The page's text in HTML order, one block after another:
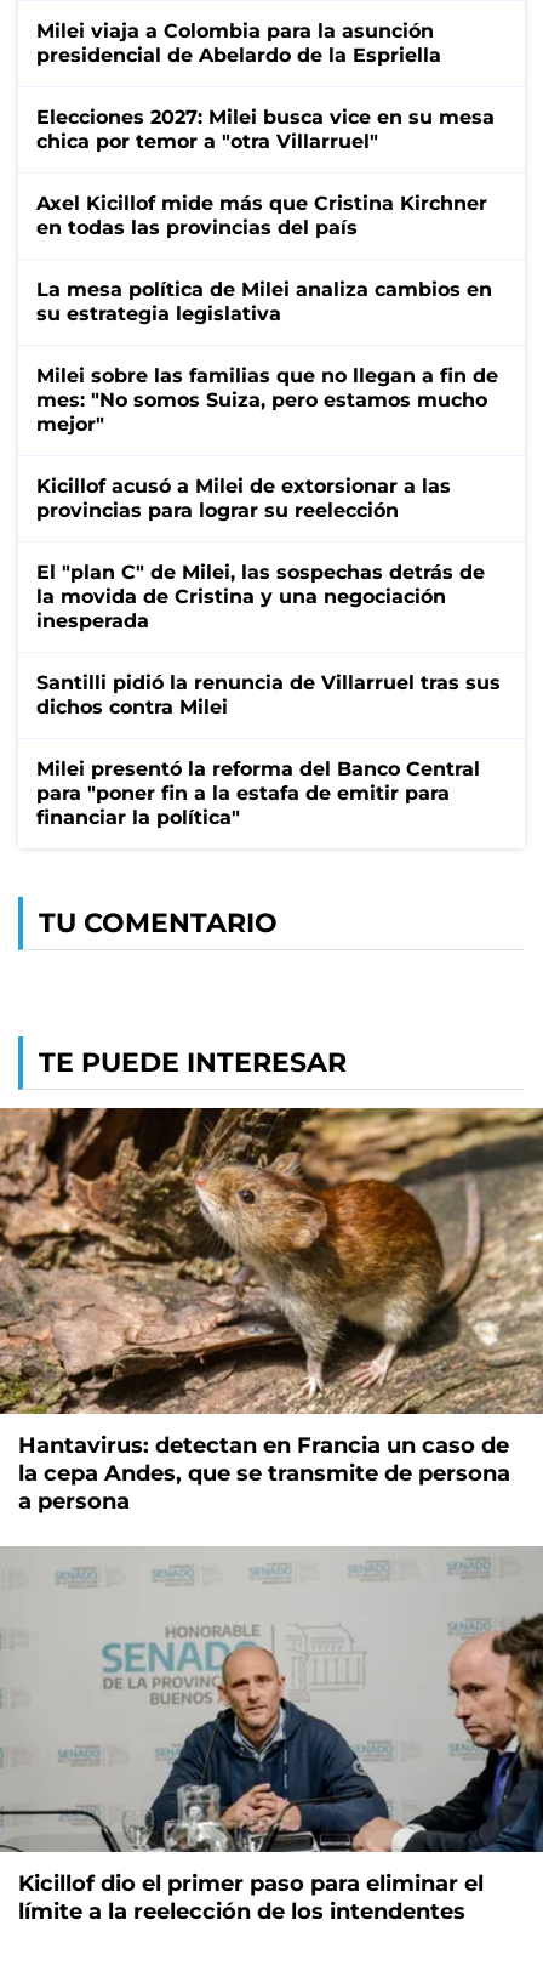
Milei viaja a Colombia para la asunción
presidencial de Abelardo de la Espriella
Elecciones 2027: Milei busca vice en su mesa
chica por temor a "otra Villarruel"
Axel Kicillof mide más que Cristina Kirchner
en todas las provincias del país
La mesa política de Milei analiza cambios en
su estrategia legislativa
Milei sobre las familias que no llegan a fin de
mes: "No somos Suiza, pero estamos mucho
mejor"
Kicillof acusó a Milei de extorsionar a las
provincias para lograr su reelección
El "plan C" de Milei, las sospechas detrás de
la movida de Cristina y una negociación
inesperada
Santilli pidió la renuncia de Villarruel tras sus
dichos contra Milei
Milei presentó la reforma del Banco Central
para "poner fin a la estafa de emitir para
financiar la política"
TU COMENTARIO
TE PUEDE INTERESAR
Hantavirus: detectan en Francia un caso de
la cepa Andes, que se transmite de persona
a persona
Kicillof dio el primer paso para eliminar el
límite a la reelección de los intendentes